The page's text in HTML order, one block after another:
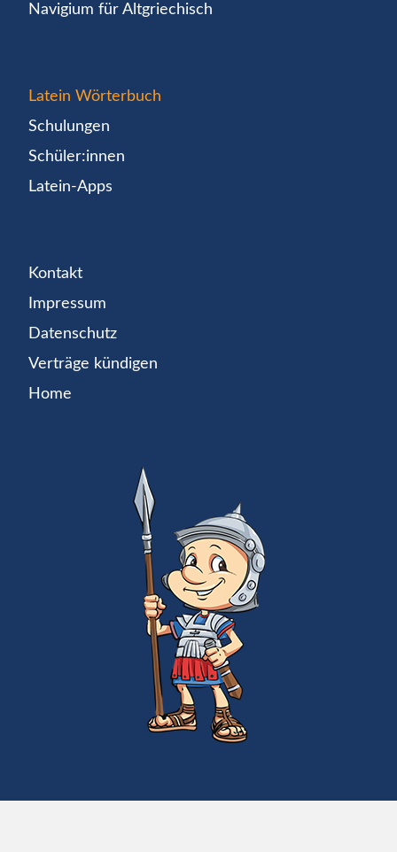
Navigium für Altgriechisch
Latein Wörterbuch
Schulungen
Schüler:innen
Latein-Apps
Kontakt
Impressum
Datenschutz
Verträge kündigen
Home